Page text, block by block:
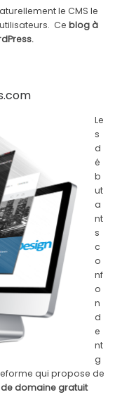
le CMS le
Ce blog à
Le
s
d
é
b
ut
a
nt
s
c
o
nf
o
n
d
e
nt
g
qui propose de
domaine gratuit